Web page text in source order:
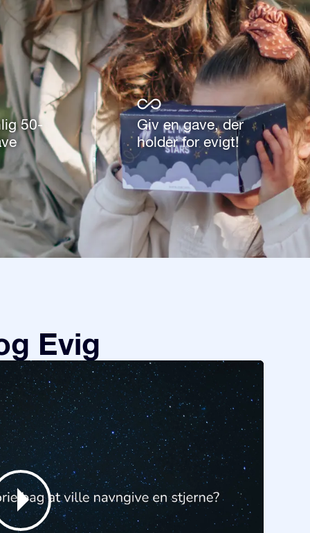
50-
Giv en gave, der
holder for evigt!
Evig